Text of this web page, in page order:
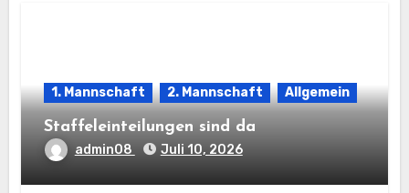
1. Mannschaft 2. Mannschaft Allgemein
Staffeleinteilungen sind da
admin08 Juli 10, 2026